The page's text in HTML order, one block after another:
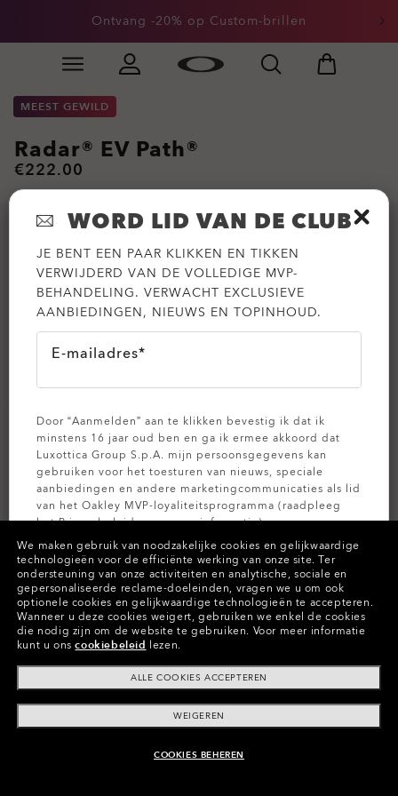
Skip to
content
Ontvang -20% op Custom-brillen
Slide 1 of 3. Ontvang -20% op Custom-brillen
AAN WINKELMAND TOEVOEGEN
MEEST GEWILD
Radar® EV Path®
€222.00
PERSONALISEER HET
Kleuren (23) Prizm Road JadeGlazen,
SteelMontuur
Maat:Universeel
PasvormStandaard - Pasvorm Met Hoge Brug
Formaatgids weergeven
We maken gebruik van noodzakelijke cookies en gelijkwaardige
technologieën voor de efficiënte werking van onze site. Ter
ondersteuning van onze activiteiten en analytische, sociale en
gepersonaliseerde reclame-doeleinden, vragen we u om ook
optionele cookies en gelijkwaardige technologieën te accepteren.
Wanneer u deze cookies weigert, gebruiken we enkel de cookies
die nodig zijn om de website te gebruiken. Voor meer informatie
kunt u onscookiebeleid lezen.
ALLE COOKIES ACCEPTEREN
WEIGEREN
COOKIES BEHEREN
WORD LID VAN DE CLUB
JE BENT EEN PAAR KLIKKEN EN TIKKEN
VERWIJDERD VAN DE VOLLEDIGE MVP-
BEHANDELING. VERWACHT EXCLUSIEVE
AANBIEDINGEN, NIEUWS EN TOPINHOUD.
E-mailadres*
Door “Aanmelden” aan te klikken bevestig ik dat ik
minstens 16 jaar oud ben en ga ik ermee akkoord dat
Luxottica Group S.p.A. mijn persoonsgegevens kan
gebruiken voor het toesturen van nieuws, speciale
aanbiedingen en andere marketingcommunicaties als lid
van het Oakley MVP-loyaliteitsprogramma (raadpleeg
hetPrivacybeleidvoor meer informatie).
AANMELDEN